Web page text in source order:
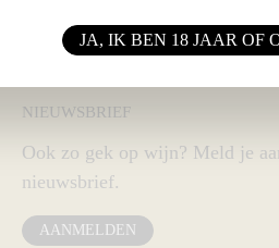
NIEUWSBRIEF
Ook zo gek op wijn? Meld je
nieuwsbrief.
AANMELDEN
JA, IK BEN 18 JAAR OF